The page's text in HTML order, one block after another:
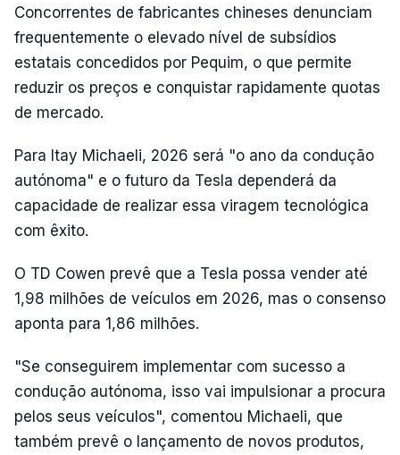
Concorrentes de fabricantes chineses denunciam
frequentemente o elevado nível de subsídios
estatais concedidos por Pequim, o que permite
reduzir os preços e conquistar rapidamente quotas
de mercado.
Para Itay Michaeli, 2026 será "o ano da condução
autónoma" e o futuro da Tesla dependerá da
capacidade de realizar essa viragem tecnológica
com êxito.
O TD Cowen prevê que a Tesla possa vender até
1,98 milhões de veículos em 2026, mas o consenso
aponta para 1,86 milhões.
"Se conseguirem implementar com sucesso a
condução autónoma, isso vai impulsionar a procura
pelos seus veículos", comentou Michaeli, que
também prevê o lançamento de novos produtos,